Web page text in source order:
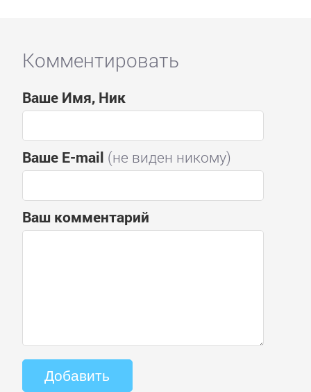
Комментировать
Ваше Имя, Ник
Ваше E-mail (не виден никому)
Ваш комментарий